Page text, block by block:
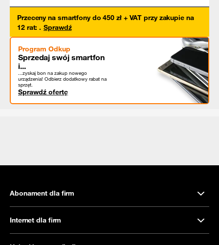
Przeceny na smartfony do 450 zł + VAT przy zakupie na
12 rat: . Sprawdź
Program Odkup
Sprzedaj swój smartfon
i...
...zyskaj bon na zakup nowego
urządzenia! Odbierz dodatkowy rabat na
sprzęt.
Sprawdź ofertę
Abonament dla firm
Internet dla firm